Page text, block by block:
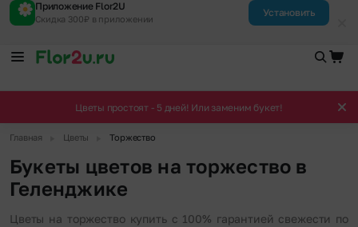
Приложение Flor2U
Скидка 300₽ в приложении
Установить
Цветы простоят - 5 дней! Или заменим букет!
Главная Цветы Торжество
Букеты цветов на торжество в
Геленджике
Цветы на торжество купить с 100% гарантией свежести по